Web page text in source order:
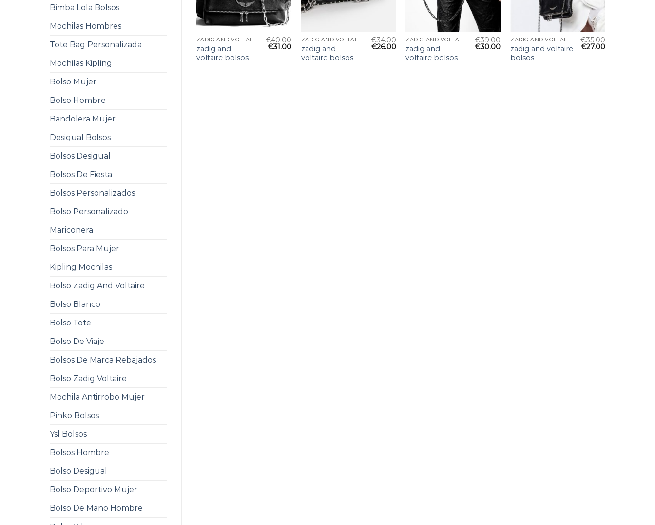
Bimba Lola Bolsos
Mochilas Hombres
Tote Bag Personalizada
Mochilas Kipling
Bolso Mujer
Bolso Hombre
Bandolera Mujer
Desigual Bolsos
Bolsos Desigual
Bolsos De Fiesta
Bolsos Personalizados
Bolso Personalizado
Mariconera
Bolsos Para Mujer
Kipling Mochilas
Bolso Zadig And Voltaire
Bolso Blanco
Bolso Tote
Bolso De Viaje
Bolsos De Marca Rebajados
Bolso Zadig Voltaire
Mochila Antirrobo Mujer
Pinko Bolsos
Ysl Bolsos
Bolsos Hombre
Bolso Desigual
Bolso Deportivo Mujer
Bolso De Mano Hombre
ZADIG AND VOLTAIRE BOLSOS
zadig and
voltaire bolsos
€40.00
€31.00
ZADIG AND VOLTAIRE BOLSOS
zadig and
voltaire bolsos
€34.00
€26.00
ZADIG AND VOLTAIRE BOLSOS
zadig and
voltaire bolsos
€39.00
€30.00
ZADIG AND VOLTAIRE BOLSOS
zadig and voltaire
bolsos
€35.00
€27.00